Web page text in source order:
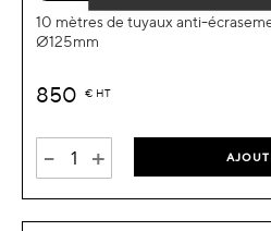
10 mètres de tuyaux anti-
Ø125mm
850 € HT
- +